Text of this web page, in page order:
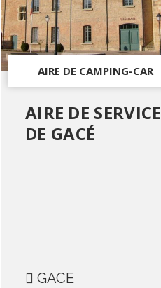
AIRE DE CAMPING-CAR
AIRE DE SERVICE
DE GACÉ
GACE